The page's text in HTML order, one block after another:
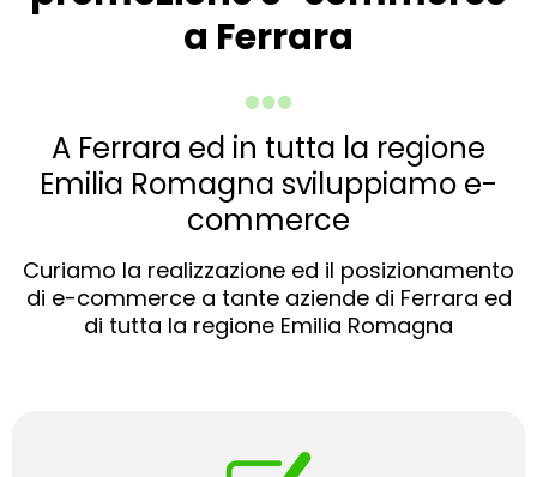
a Ferrara
A Ferrara ed in tutta la regione
Emilia Romagna sviluppiamo e-
commerce
Curiamo la realizzazione ed il posizionamento
di e-commerce a tante aziende di Ferrara ed
di tutta la regione Emilia Romagna